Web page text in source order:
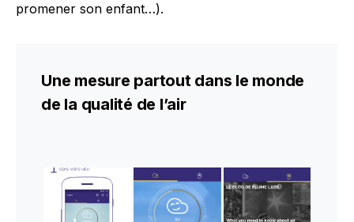
promener son enfant…).
Une mesure partout dans le monde
de la qualité de l’air